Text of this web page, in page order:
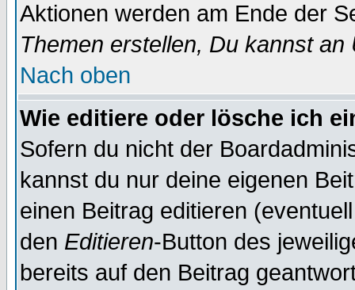
Aktionen werden am Ende der
Themen erstellen, Du kannst
Nach oben
Wie editiere oder lösche ich
Sofern du nicht der
kannst du nur deine eigenen
einen Beitrag editieren
den Editieren-Button des
bereits auf den Beitrag